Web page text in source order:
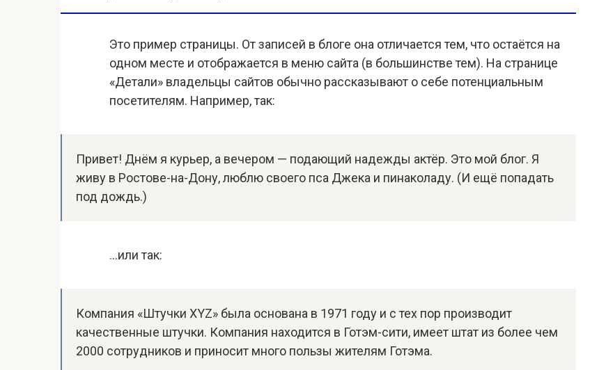
Это пример страницы. От записей в блоге она отличается тем, что остаётся на
одном месте и отображается в меню сайта (в большинстве тем). На странице
«Детали» владельцы сайтов обычно рассказывают о себе потенциальным
посетителям. Например, так:
Привет! Днём я курьер, а вечером — подающий надежды актёр. Это мой блог. Я
живу в Ростове-на-Дону, люблю своего пса Джека и пинаколаду. (И ещё попадать
под дождь.)
…или так:
Компания «Штучки XYZ» была основана в 1971 году и с тех пор производит
качественные штучки. Компания находится в Готэм-сити, имеет штат из более чем
2000 сотрудников и приносит много пользы жителям Готэма.